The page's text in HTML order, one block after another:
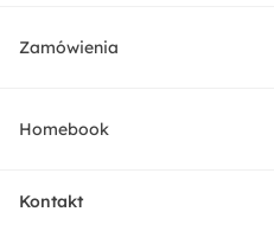
Meble
Zamówienia
Dostawa
Homebook
O nas
Kontakt